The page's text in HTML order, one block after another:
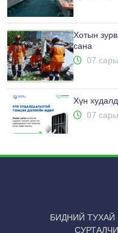
Хотын
сана
07
Хүн
07
БИДНИЙ ТУХАЙ